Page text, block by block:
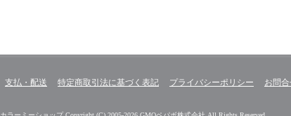
支払・配送 特定商取引法に基づく表記 プライバシーポリシー お問